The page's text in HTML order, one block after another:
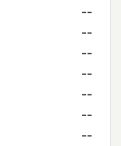
--
--
--
--
--
--
--